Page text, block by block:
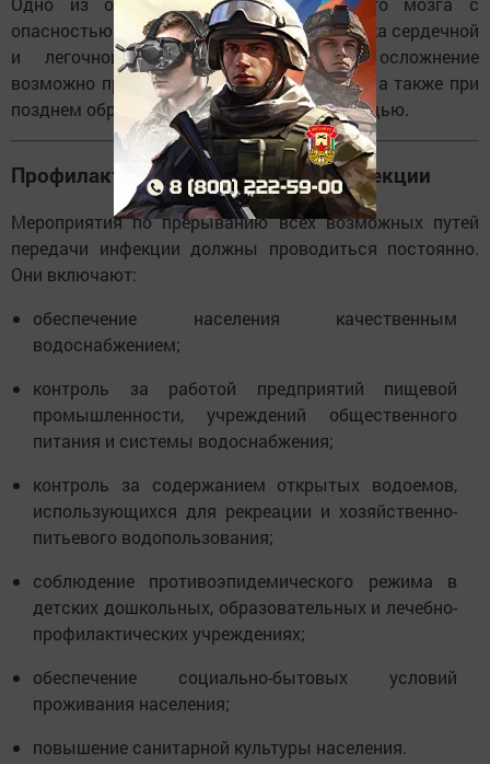
опасностью синдрома вклинения (остановка сердечной
и легочной деятельности). Данное осложнение
возможно при тяжелых формах инфекции, а также при
позднем обращении за медицинской помощью.
Профилактика энтеровирусной инфекции
Мероприятия по прерыванию всех возможных путей
передачи инфекции должны проводиться постоянно.
Они включают:
обеспечение населения качественным
водоснабжением;
контроль за работой предприятий пищевой
промышленности, учреждений общественного
питания и системы водоснабжения;
контроль за содержанием открытых водоемов,
использующихся для рекреации и хозяйственно-
питьевого водопользования;
соблюдение противоэпидемического режима в
детских дошкольных, образовательных и лечебно-
профилактических учреждениях;
обеспечение социально-бытовых условий
проживания населения;
повышение санитарной культуры населения.